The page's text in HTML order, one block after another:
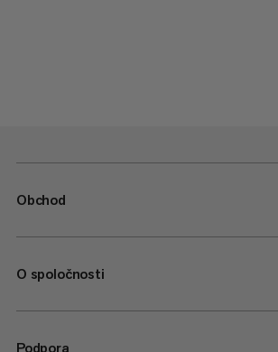
Obchod
O spoločnosti
Podpora